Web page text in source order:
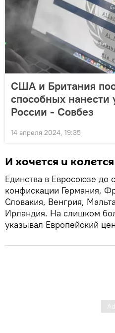
США и Британия
способных
России - Совбез
14 апреля 2024, 19:35
И хочется и колется
Единства в Евросоюзе до
конфискации Германия,
Словакия, Венгрия,
Ирландия. На слишком
указывал Европейский